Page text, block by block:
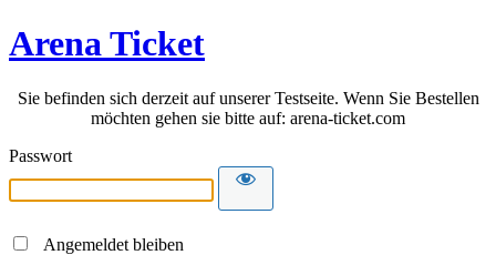
Arena Ticket
Sie befinden sich derzeit auf unserer Testseite. Wenn Sie Bestellen
möchten gehen sie bitte auf: arena-ticket.com
Passwort
Angemeldet bleiben